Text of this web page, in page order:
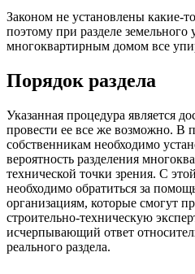
Законом не установлены какие-
поэтому при разделе земельного
многоквартирным домом все
Порядок раздела
Указанная процедура является
провести ее все же возможно. В
собственникам необходимо
вероятность разделения
технической точки зрения. С
необходимо обратиться за
организациям, которые смогут
строительно-техническую
исчерпывающий ответ
реального раздела.